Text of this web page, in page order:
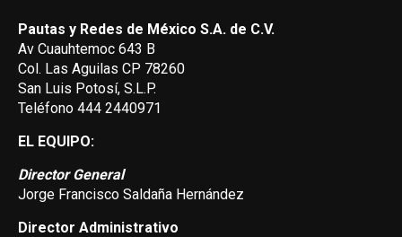
Pautas y Redes de México S.A. de C.V.
Av Cuauhtemoc 643 B
Col. Las Aguilas CP 78260
San Luis Potosí, S.L.P.
Teléfono 444 2440971
EL EQUIPO:
Director General
Jorge Francisco Saldaña Hernández
Director Administrativo